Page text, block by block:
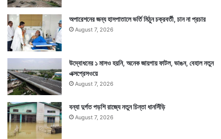
অপারেশনের জন্য হাসপাতালে ভর্তি মিঠুন চক্রবর্তী, চান না প্রচার
August 7, 2026
উদ্বোধনের ১ মাসও হয়নি, অনেক জায়গায় ফাটল, ভাঙন, বেহাল নতুন
এক্সপ্রেসওয়ে
August 7, 2026
বন্যা দুর্গত পড়শি রাজ্যে নতুন চিন্তা ধানসিঁড়ি
August 7, 2026